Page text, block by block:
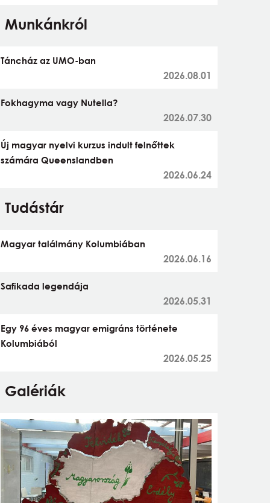
Munkánkról
Táncház az UMO-ban
2026.08.01
Fokhagyma vagy Nutella?
2026.07.30
Új magyar nyelvi kurzus indult felnőttek
számára Queenslandben
2026.06.24
Tudástár
Magyar találmány Kolumbiában
2026.06.16
Safikada legendája
2026.05.31
Egy 96 éves magyar emigráns története
Kolumbiából
2026.05.25
Galériák